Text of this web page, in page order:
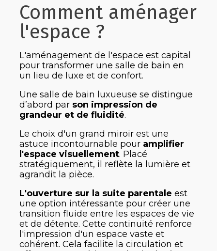
Comment aménager
l'espace ?
L'aménagement de l'espace est capital
pour transformer une salle de bain en
un lieu de luxe et de confort.
Une salle de bain luxueuse se distingue
d’abord par son impression de
grandeur et de fluidité.
Le choix d'un grand miroir est une
astuce incontournable pour amplifier
l'espace visuellement. Placé
stratégiquement, il reflète la lumière et
agrandit la pièce.
L'ouverture sur la suite parentale est
une option intéressante pour créer une
transition fluide entre les espaces de vie
et de détente. Cette continuité renforce
l'impression d'un espace vaste et
cohérent. Cela facilite la circulation et